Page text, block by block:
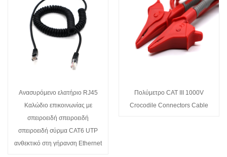
Ανασυρόμενο ελατήριο RJ45
Καλώδιο επικοινωνίας με
σπειροειδή σπειροειδή
σπειροειδή σύρμα CAT6 UTP
ανθεκτικό στη γήρανση Ethernet
Πολύμετρο CAT III 1000V
Crocodile Connectors Cable